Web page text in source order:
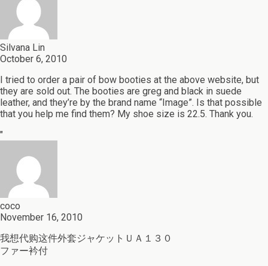
Silvana Lin
October 6, 2010
I tried to order a pair of bow booties at the above website, but
they are sold out. The booties are greg and black in suede
leather, and they’re by the brand name “Image”. Is that possible
that you help me find them? My shoe size is 22.5. Thank you.
"
coco
November 16, 2010
我想代购这件外套ジャケットＵＡ１３０
ファー衿付